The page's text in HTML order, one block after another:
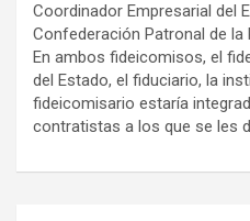
Coordinador Empresarial del
Confederación Patronal de la
En ambos fideicomisos, el
del Estado, el fiduciario, la
fideicomisario estaría
contratistas a los que se les